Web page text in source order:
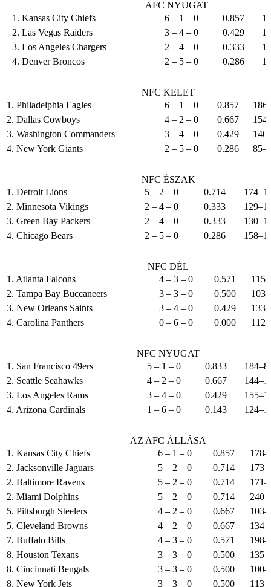
AFC NYUGAT
1. Kansas City Chiefs
6 – 1 – 0 0.857
2. Las Vegas Raiders
3 – 4 – 0 0.429
3. Los Angeles Chargers
2 – 4 – 0 0.333
4. Denver Broncos
2 – 5 – 0 0.286
NFC KELET
1. Philadelphia Eagles
6 – 1 – 0 0.857
2. Dallas Cowboys
4 – 2 – 0 0.667
3. Washington Commanders
3 – 4 – 0 0.429
4. New York Giants
2 – 5 – 0 0.286
NFC ÉSZAK
1. Detroit Lions
5 – 2 – 0 0.714
2. Minnesota Vikings
2 – 4 – 0 0.333
3. Green Bay Packers
2 – 4 – 0 0.333
4. Chicago Bears
2 – 5 – 0 0.286
NFC DÉL
1. Atlanta Falcons
4 – 3 – 0 0.571
2. Tampa Bay Buccaneers
3 – 3 – 0 0.500
3. New Orleans Saints
3 – 4 – 0 0.429
4. Carolina Panthers
0 – 6 – 0 0.000
NFC NYUGAT
1. San Francisco 49ers
5 – 1 – 0 0.833
2. Seattle Seahawks
4 – 2 – 0 0.667
3. Los Angeles Rams
3 – 4 – 0 0.429
4. Arizona Cardinals
1 – 6 – 0 0.143
AZ AFC ÁLLÁSA
1. Kansas City Chiefs
6 – 1 – 0 0.857
2. Jacksonville Jaguars
5 – 2 – 0 0.714
2. Baltimore Ravens
5 – 2 – 0 0.714
2. Miami Dolphins
5 – 2 – 0 0.714
5. Pittsburgh Steelers
4 – 2 – 0 0.667
5. Cleveland Browns
4 – 2 – 0 0.667
7. Buffalo Bills
4 – 3 – 0 0.571
8. Houston Texans
3 – 3 – 0 0.500
8. Cincinnati Bengals
3 – 3 – 0 0.500
8. New York Jets
3 – 3 – 0 0.500